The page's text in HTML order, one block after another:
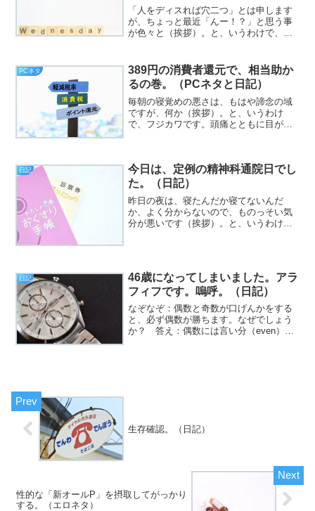
「人をディスれば穴二つ」とは申します
が、ちょっと最近「んー！？」と思う事
が色々と（挨拶）。と、いうわけで、フ
と、ふいに脈絡なく思ったりする水曜
日、皆様いかがお過ごしでし...
PCネタ
389円の消費者還元で、相当助か
るの巻。（PCネタと日記）
毎朝の寝覚めの悪さは、もはや諦念の域
ですが、何か（挨拶）。と、いうわけ
で、フジカワです。頭痛とともに目が覚
て。ThinkCentre ...
日記
今日は、定例の精神科通院日でし
た。（日記）
昨日の夜は、寝たんだか寝てないんだ
か、よく分からないので、ものっそい気
分が悪いです（挨拶）。と、いうわけ
日記
46歳になってしまいました。アラ
フィフです。嗚呼。（日記）
なぞなぞ：偶数と奇数が口げんかをする
と、必ず偶数が勝ちます。なぜでしょう
か？ 答え：偶数には言い分（even）が
生存確認。（日記）
性的な「新オールP」を摂取してがっかり
する。（エロネタ）